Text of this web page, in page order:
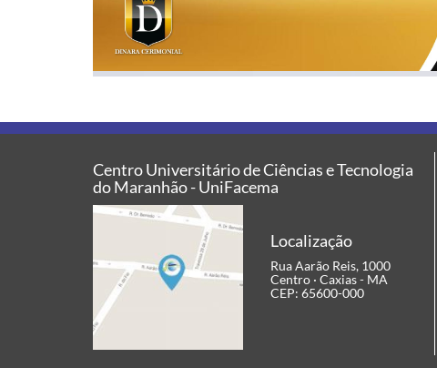
Centro Universitário de Ciências e Tecnologia
do Maranhão - UniFacema
Localização
Rua Aarão Reis, 1000
Centro · Caxias - MA
CEP: 65600-000